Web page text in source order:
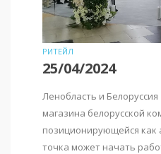
РИТЕЙЛ
25/04/2024
Ленобласть и
магазина белорусской
позиционирующейся как
точка может начать